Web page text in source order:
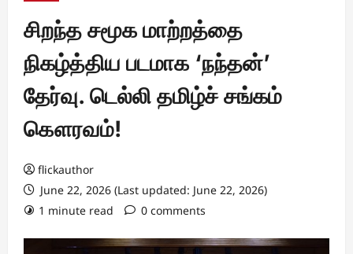
சிறந்த சமூக மாற்றத்தை
நிகழ்த்திய படமாக ‘நந்தன்’
தேர்வு. டெல்லி தமிழ்ச் சங்கம்
கௌரவம்!
flickauthor
June 22, 2026 (Last updated: June 22, 2026)
1 minute read
0 comments